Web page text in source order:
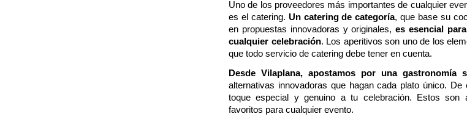
Uno de los proveedores más importantes de cualquier
es el catering. Un catering de categoría, que base su
en propuestas innovadoras y originales,es esencial
cualquier celebración. Los aperitivos son uno de los
que todo servicio de catering debe tener en cuenta.
Desde Vilaplana, apostamos por una gastronomía
alternativas innovadoras que hagan cada plato único.
toque especial y genuino a tu celebración. Estos son
favoritos para cualquier evento.